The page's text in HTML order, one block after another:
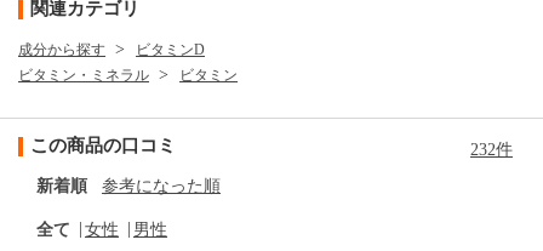
関連カテゴリ
成分から探す
ビタミンD
ビタミン・ミネラル
ビタミン
この商品の口コミ
232件
新着順
参考になった順
全て 女性 男性